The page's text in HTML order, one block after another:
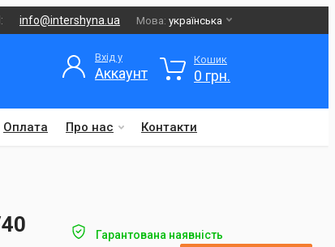
info@intershyna.ua Мова: українська
Оплата Про нас Контакти
Вхід у
Аккаунт
Кошик
0 грн.
Гарантована наявність